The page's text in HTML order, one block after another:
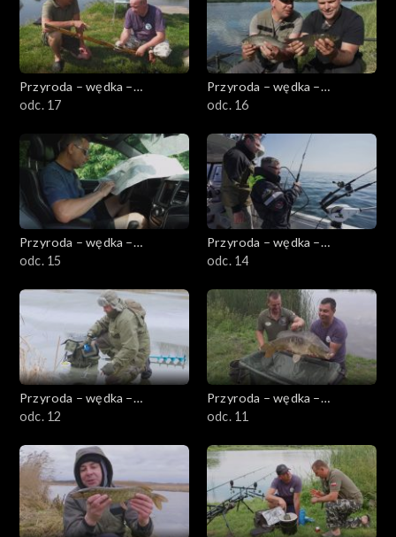
Przyroda – wędka –
przygoda
odc. 17
Przyroda – wędka –
przygoda
odc. 16
Przyroda – wędka –
przygoda
odc. 15
Przyroda – wędka –
przygoda
odc. 14
Przyroda – wędka –
przygoda
odc. 12
Przyroda – wędka –
przygoda
odc. 11